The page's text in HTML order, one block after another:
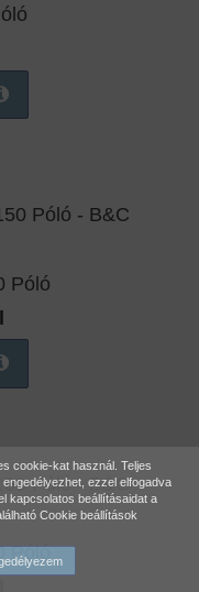
cookie-kat használ. Teljes
ezzel elfogadva
kapcsolatos beállításaidat a
Cookie beállítások
Póló
Póló